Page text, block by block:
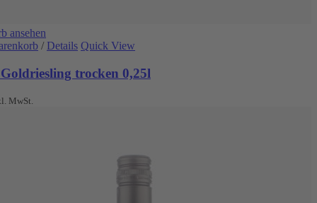
ansehen
/ Details Quick View
trocken 0,25l
MwSt.